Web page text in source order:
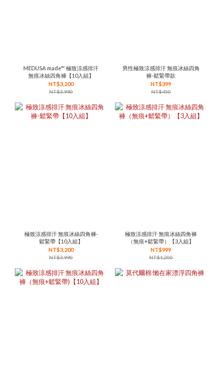
MEDUSA made™ 極致涼感排汗
無痕冰絲四角褲【10入組】
NT$3,200
NT$3,990
男性極致涼感排汗 無痕冰絲四角
褲-鬆緊帶款
NT$399
NT$450
極致涼感排汗 無痕冰絲四角褲-
鬆緊帶【10入組】
NT$3,200
NT$3,990
極致涼感排汗 無痕冰絲四角褲
（無痕+鬆緊帶）【3入組】
NT$999
NT$1,200